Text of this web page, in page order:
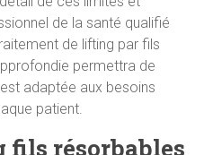
de la santé qualifié
de lifting par fils
permettra de
adaptée aux besoins
patient.
résorbables